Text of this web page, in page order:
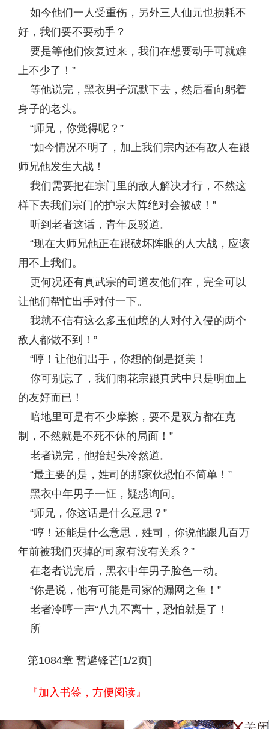
如今他们一人受重伤，另外三人仙元也损耗不
好，我们要不要动手？
要是等他们恢复过来，我们在想要动手可就难
上不少了！”
等他说完，黑衣男子沉默下去，然后看向躬着
身子的老头。
“师兄，你觉得呢？”
“如今情况不明了，加上我们宗内还有敌人在跟
师兄他发生大战！
我们需要把在宗门里的敌人解决才行，不然这
样下去我们宗门的护宗大阵绝对会被破！”
听到老者这话，青年反驳道。
“现在大师兄他正在跟破坏阵眼的人大战，应该
用不上我们。
更何况还有真武宗的司道友他们在，完全可以
让他们帮忙出手对付一下。
我就不信有这么多玉仙境的人对付入侵的两个
敌人都做不到！”
“哼！让他们出手，你想的倒是挺美！
你可别忘了，我们雨花宗跟真武中只是明面上
的友好而已！
暗地里可是有不少摩擦，要不是双方都在克
制，不然就是不死不休的局面！”
老者说完，他抬起头冷然道。
“最主要的是，姓司的那家伙恐怕不简单！”
黑衣中年男子一怔，疑惑询问。
“师兄，你这话是什么意思？”
“哼！还能是什么意思，姓司，你说他跟几百万
年前被我们灭掉的司家有没有关系？”
在老者说完后，黑衣中年男子脸色一动。
“你是说，他有可能是司家的漏网之鱼！”
老者冷哼一声“八九不离十，恐怕就是了！
所
第1084章 暂避锋芒[1/2页]
『加入书签，方便阅读』